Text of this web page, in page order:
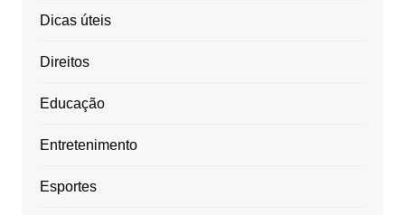
Dicas úteis
Direitos
Educação
Entretenimento
Esportes